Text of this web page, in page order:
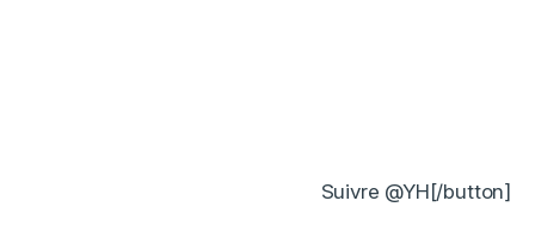
Suivre @YH[/button]